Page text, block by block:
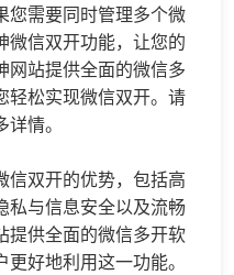
您需要同时管理多个微
微信双开功能，让您的
网站提供全面的微信多
轻松实现微信双开。请
情。
信双开的优势，包括高
私与信息安全以及流畅
提供全面的微信多开软
好地利用这一功能。